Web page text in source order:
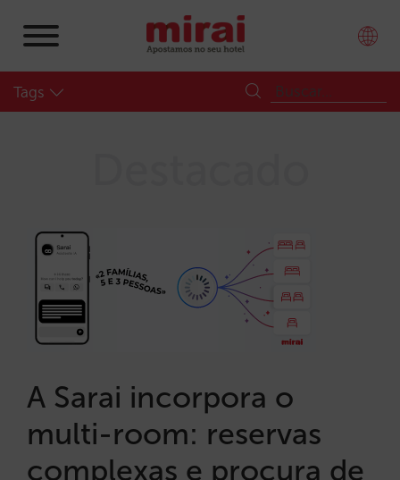
Tags
A Sarai incorpora o
multi-room: reservas
complexas e procura de